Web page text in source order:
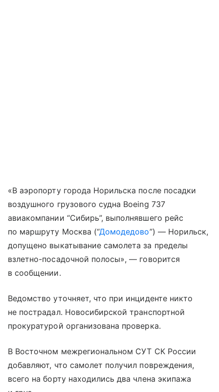
«В аэропорту города Норильска после посадки
воздушного грузового судна Boeing 737
авиакомпании “Сибирь”, выполнявшего рейс
по маршруту Москва (“Домодедово”) — Норильск,
допущено выкатывание самолета за пределы
взлетно-посадочной полосы», — говорится
в сообщении.
Ведомство уточняет, что при инциденте никто
не пострадал. Новосибирской транспортной
прокуратурой организована проверка.
В Восточном межрегиональном СУТ СК России
добавляют, что самолет получил повреждения,
всего на борту находились два члена экипажа